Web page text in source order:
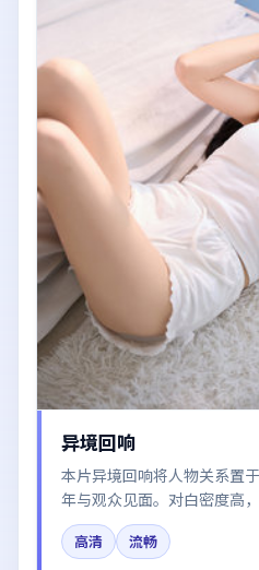
异境回响
本片异境回响将人物关系置
年与观众见面。对白密度高
玺、木村拓哉的台词节奏值
港都市与冷色调摄影。
高清
流畅